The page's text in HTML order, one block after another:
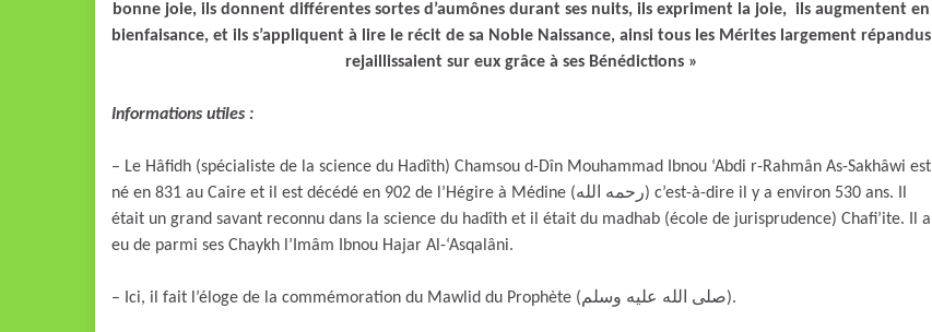
bonne joie, ils donnent différentes sortes d’aumônes durant ses nuits, ils expriment la joie, ils augmentent en
bienfaisance, et ils s’appliquent à lire le récit de sa Noble Naissance, ainsi tous les Mérites largement répandus
rejaillissaient sur eux grâce à ses Bénédictions »
Informations utiles :
– Le Hâfidh (spécialiste de la science du Hadîth) Chamsou d-Dîn Mouhammad Ibnou ‘Abdi r-Rahmân As-Sakhâwi est
né en 831 au Caire et il est décédé en 902 de l’Hégire à Médine (رحمه الله) c’est-à-dire il y a environ 530 ans. Il
était un grand savant reconnu dans la science du hadîth et il était du madhab (école de jurisprudence) Chafi’ite. Il a
eu de parmi ses Chaykh l’Imâm Ibnou Hajar Al-‘Asqalâni.
– Ici, il fait l’éloge de la commémoration du Mawlid du Prophète (صلى الله عليه وسلم).